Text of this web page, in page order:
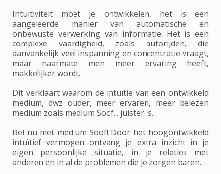
Intuïtiviteit moet je ontwikkelen, het is een
aangeleerde manier van automatische en
onbewuste verwerking van informatie. Het is een
complexe vaardigheid, zoals autorijden, die
aanvankelijk veel inspanning en concentratie vraagt,
maar naarmate men meer ervaring heeft,
makkelijker wordt.
Dit verklaart waarom de intuïtie van een ontwikkeld
medium, dwz ouder, meer ervaren, meer belezen
medium zoals medium Soof... juister is.
Bel nu met medium Soof! Door het hoogontwikkeld
intuïtief vermogen ontvang je extra inzicht in je
eigen persoonlijke situatie, in je relaties met
anderen en in al de problemen die je zorgen baren.